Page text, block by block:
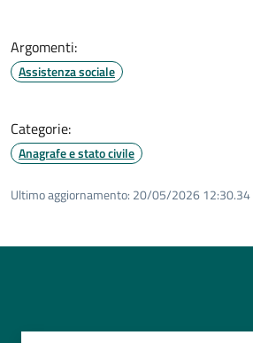
Argomenti:
Assistenza sociale
Categorie:
Anagrafe e stato civile
Ultimo aggiornamento: 20/05/2026 12:30.34